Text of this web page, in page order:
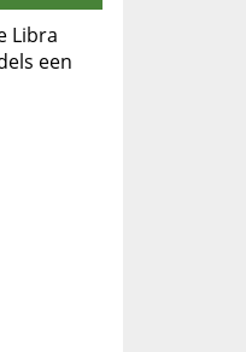
Libra
een